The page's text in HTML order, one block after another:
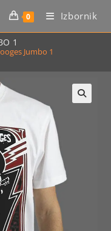
0 Izbornik
1
Jumbo 1